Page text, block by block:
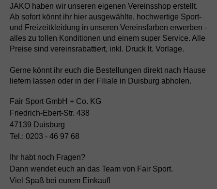
JAKO haben wir unseren eigenen Vereinsshop erstellt.
Ab sofort könnt ihr hier ausgewählte, hochwertige Sport-
und Freizeitkleidung in unseren Vereinsfarben erwerben -
alles zu tollen Konditionen und einem super Service. Alle
Preise sind vereinsrabattiert, inkl. Druck lt. Vorlage.
Gerne könnt ihr euch die Bestellungen direkt nach Hause
liefern lassen oder in der Filiale in Duisburg abholen.
Fair Sport GmbH + Co. KG
Friedrich-Ebert-Str. 438
47139 Duisburg
Tel.: 0203 - 46 97 68
Ihr habt noch Fragen?
Dann wendet euch an das Team von Fair Sport.
Viel Spaß bei eurem Einkauf!